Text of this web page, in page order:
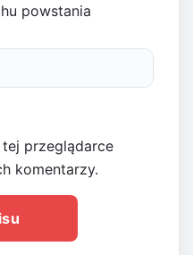
powstania
przeglądarce
komentarzy.